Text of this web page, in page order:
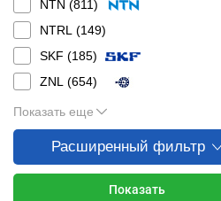
NTN (811)
NTRL (149)
SKF (185)
ZNL (654)
Показать еще
Расширенный фильтр